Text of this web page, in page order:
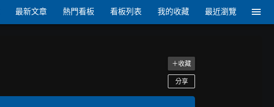
最新文章 熱門看板 看板列表 我的收藏 最近瀏覽
＋收藏
分享